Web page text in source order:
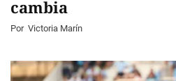
cambia
Por Victoria Marín